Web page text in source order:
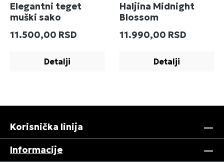
Elegantni teget
muški sako
Redovna cena:
11.500,00 RSD
Detalji
Haljina Midnight
Blossom
Redovna cena:
11.990,00 RSD
Detalji
Korisnička linija
Informacije